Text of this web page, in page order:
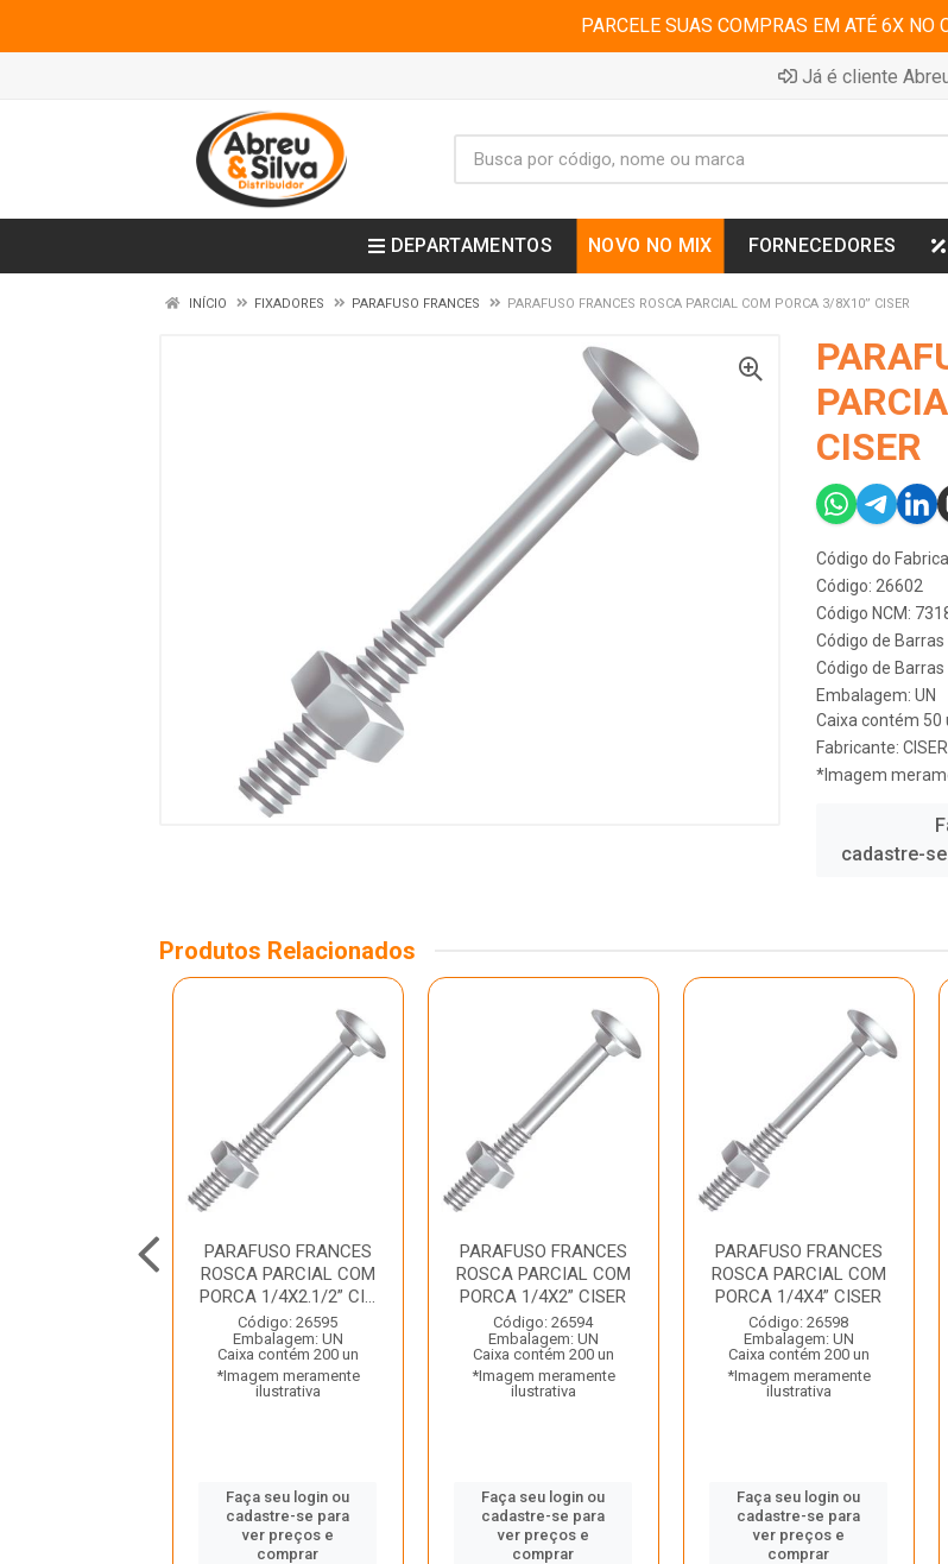
PARCELE SUAS COMPRAS EM ATÉ 6X NO
Já é cliente
DEPARTAMENTOS NOVO NO MIX FORNECEDORES
INÍCIO FIXADORES PARAFUSO FRANCES PARAFUSO FRANCES ROSCA PARCIAL COM PORCA 3/8X10” CISER
CISER
Código do
Código: 26602
Código NCM:
Código de
Código de
Embalagem: UN
Caixa contém 50
Fabricante: CISER
*Imagem
cadastre-
Produtos Relacionados
PARAFUSO FRANCES
ROSCA PARCIAL COM
PORCA 1/4X2.1/2” CI...
Código: 26595
Embalagem: UN
Caixa contém 200 un
*Imagem meramente
ilustrativa
Faça seu login ou
cadastre-se para
ver preços e
comprar
PARAFUSO FRANCES
ROSCA PARCIAL COM
PORCA 1/4X2” CISER
Código: 26594
Embalagem: UN
Caixa contém 200 un
*Imagem meramente
ilustrativa
Faça seu login ou
cadastre-se para
ver preços e
comprar
PARAFUSO FRANCES
ROSCA PARCIAL COM
PORCA 1/4X4” CISER
Código: 26598
Embalagem: UN
Caixa contém 200 un
*Imagem meramente
ilustrativa
Faça seu login ou
cadastre-se para
ver preços e
comprar